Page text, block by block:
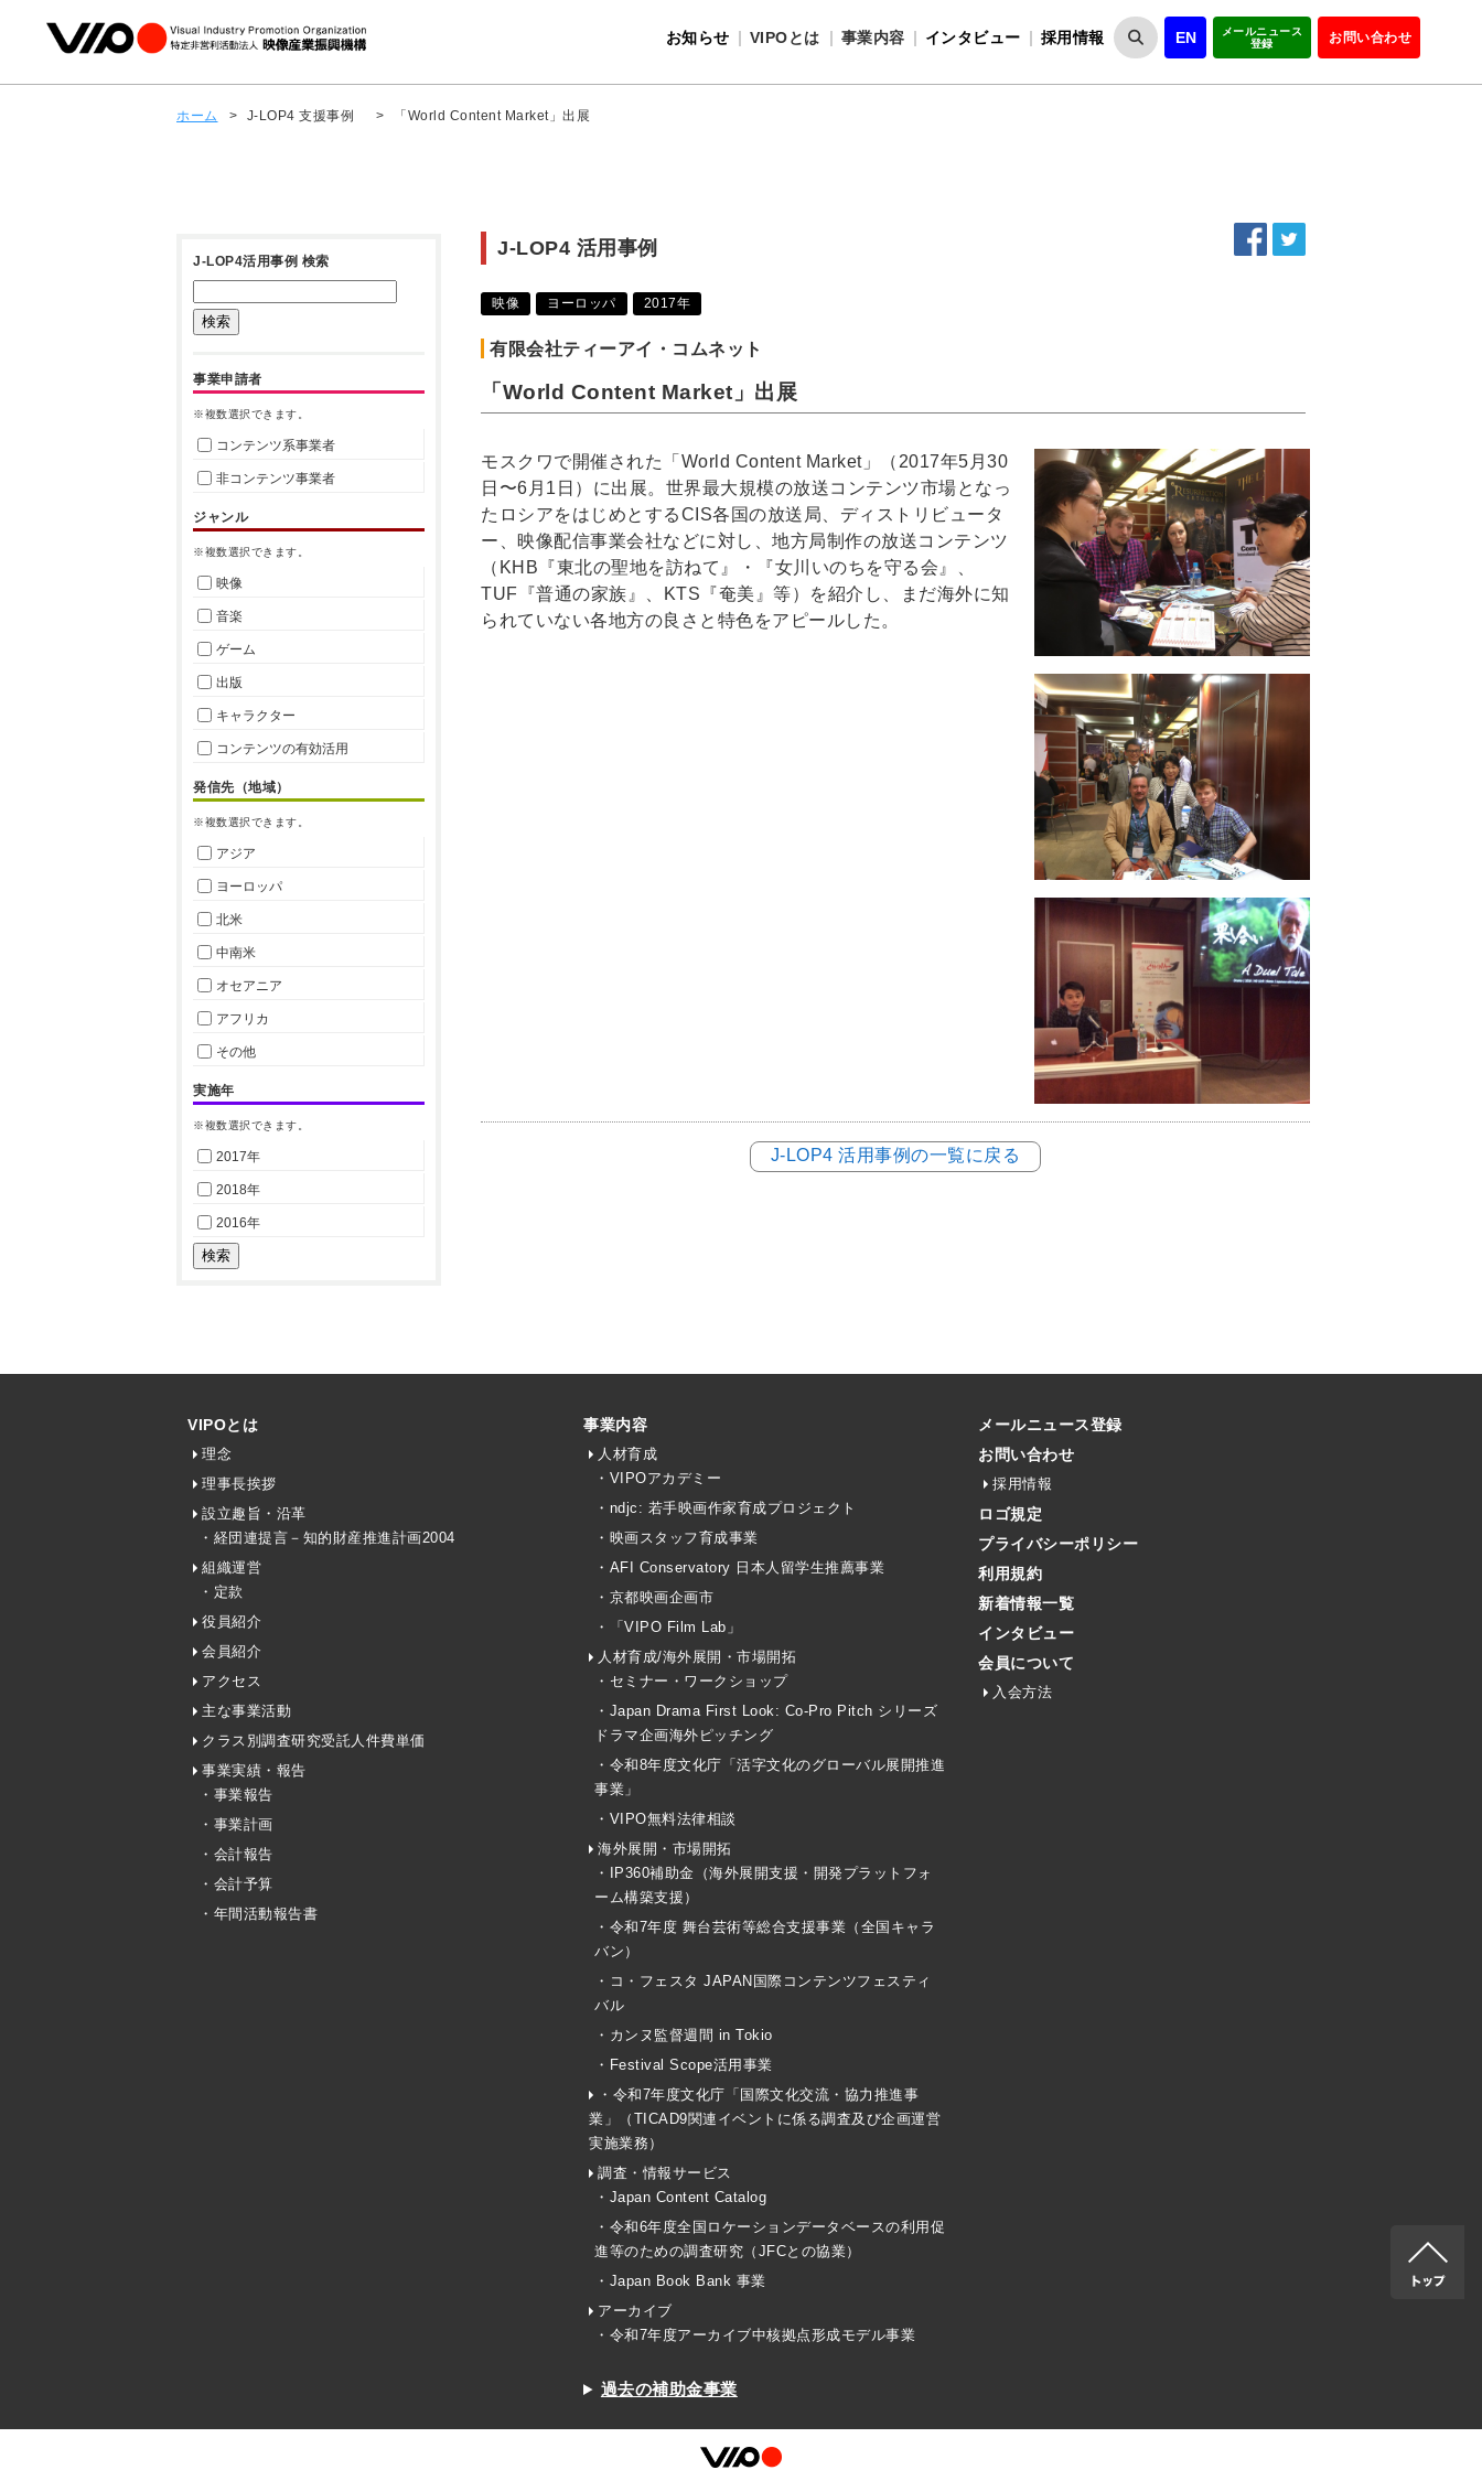
お知らせ VIPOとは
VIPOとは
事業内容
インタビュー 採用情報 EN
メールニュース
登録
お問い合わせ
ホーム > J-LOP4 支援事例 > 「World Content Market」出展
J-LOP4 活用事例
映像 ヨーロッパ 2017年
有限会社ティーアイ・コムネット
「World Content Market」出展
モスクワで開催された「World Content Market」（2017年5月30
日〜6月1日）に出展。世界最大規模の放送コンテンツ市場となっ
たロシアをはじめとするCIS各国の放送局、ディストリビュータ
ー、映像配信事業会社などに対し、地方局制作の放送コンテンツ
（KHB『東北の聖地を訪ねて』・『女川いのちを守る会』、
TUF『普通の家族』、KTS『奄美』等）を紹介し、まだ海外に知
られていない各地方の良さと特色をアピールした。
J-LOP4 活用事例の一覧に戻る
J-LOP4活用事例 検索
事業申請者
※複数選択できます。
コンテンツ系事業者
非コンテンツ事業者
ジャンル
※複数選択できます。
映像
音楽
ゲーム
出版
キャラクター
コンテンツの有効活用
発信先（地域）
※複数選択できます。
アジア
ヨーロッパ
北米
中南米
オセアニア
アフリカ
その他
実施年
※複数選択できます。
2017年
2018年
2016年
VIPOとは
理念
理事長挨拶
設立趣旨・沿革
・経団連提言－知的財産推進計画2004
組織運営
・定款
役員紹介
会員紹介
アクセス
主な事業活動
クラス別調査研究受託人件費単価
事業実績・報告
・事業報告
・事業計画
・会計報告
・会計予算
・年間活動報告書
事業内容
人材育成
・VIPOアカデミー
・ndjc: 若手映画作家育成プロジェクト
・映画スタッフ育成事業
・AFI Conservatory 日本人留学生推薦事業
・京都映画企画市
・「VIPO Film Lab」
人材育成/海外展開・市場開拓
・セミナー・ワークショップ
・Japan Drama First Look: Co-Pro Pitch シリーズ
ドラマ企画海外ピッチング
・令和8年度文化庁「活字文化のグローバル展開推進
事業」
・VIPO無料法律相談
海外展開・市場開拓
・IP360補助金（海外展開支援・開発プラットフォ
ーム構築支援）
・令和7年度 舞台芸術等総合支援事業（全国キャラ
バン）
・コ・フェスタ JAPAN国際コンテンツフェスティ
バル
・カンヌ監督週間 in Tokio
・Festival Scope活用事業
・令和7年度文化庁「国際文化交流・協力推進事
業」（TICAD9関連イベントに係る調査及び企画運営
実施業務）
調査・情報サービス
・Japan Content Catalog
・令和6年度全国ロケーションデータベースの利用促
進等のための調査研究（JFCとの協業）
・Japan Book Bank 事業
アーカイブ
・令和7年度アーカイブ中核拠点形成モデル事業
過去の補助金事業
メールニュース登録
お問い合わせ
採用情報
ロゴ規定
プライバシーポリシー
利用規約
新着情報一覧
インタビュー
会員について
入会方法